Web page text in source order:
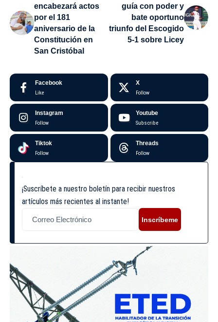
encabezará actos
por el 181
aniversario de la
Constitución en
San Cristóbal
guía con poder y
bate oportuno
triunfo del Escogido
5-1 sobre Licey
Facebook
Like
X
Follow
Instagram
Follow
Youtube
Subscribe
Tiktok
Follow
Threads
Follow
¡Suscríbete a nuestro boletín para recibir nuestros
artículos más recientes al instante!
Inscríbeme